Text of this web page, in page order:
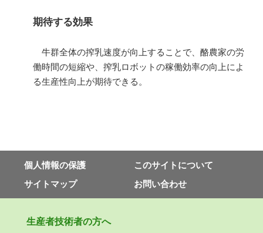
期待する効果
牛群全体の搾乳速度が向上することで、酪農家の労
働時間の短縮や、搾乳ロボットの稼働効率の向上によ
る生産性向上が期待できる。
個⼈情報の保護
このサイトについて
サイトマップ
お問い合わせ
⽣産者技術者の⽅へ